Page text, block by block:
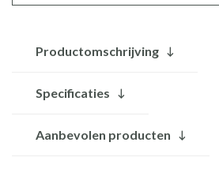
Productomschrijving
Specificaties
Aanbevolen producten